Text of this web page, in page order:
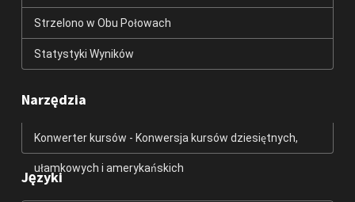
Strzelono w Obu Połowach
Statystyki Wyników
Narzędzia
Konwerter kursów - Konwersja kursów dziesiętnych,
ułamkowych i amerykańskich
Języki